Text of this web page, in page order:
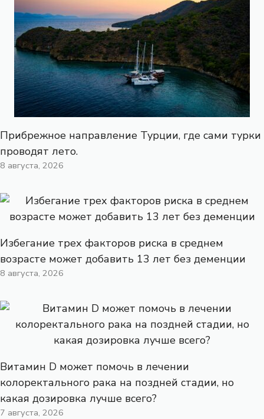
Прибрежное направление Турции, где сами турки
проводят лето.
8 августа, 2026
Избегание трех факторов риска в среднем
возрасте может добавить 13 лет без деменции
8 августа, 2026
Витамин D может помочь в лечении
колоректального рака на поздней стадии, но
какая дозировка лучше всего?
7 августа, 2026